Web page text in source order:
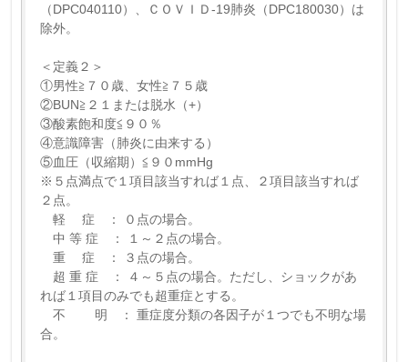
（DPC040110）、ＣＯＶＩＤ-19肺炎（DPC180030）は
除外。
＜定義２＞
①男性≧７０歳、女性≧７５歳
②BUN≧２１または脱水（+）
③酸素飽和度≦９０％
④意識障害（肺炎に由来する）
⑤血圧（収縮期）≦９０mmHg
※５点満点で１項目該当すれば１点、２項目該当すれば
２点。
軽 症 ： ０点の場合。
中 等 症 ： １～２点の場合。
重 症 ： ３点の場合。
超 重 症 ： ４～５点の場合。ただし、ショックがあ
れば１項目のみでも超重症とする。
不 明 ： 重症度分類の各因子が１つでも不明な場
合。